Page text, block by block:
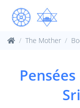
The Mother